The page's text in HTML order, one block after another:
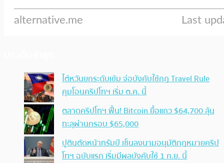
ไต้หวันยกระดับเข้ม จ่อบังคับใช้กฏ Travel Rule
คุมโอนคริปโทฯ เริ่ม ต.ค. นี้
ตลาดคริปโทฯ ฟื้น! Bitcoin ยื้อแถว $64,700 ลุ้น
ทะลุผ่านกรอบ $65,000
ปูตินตัดหน้าทรัมป์ เซ็นลงนามอนุมัติกฎหมายคริป
โทฯ ฉบับแรก เริ่มมีผลบังคับใช้ 1 ก.ย. นี้